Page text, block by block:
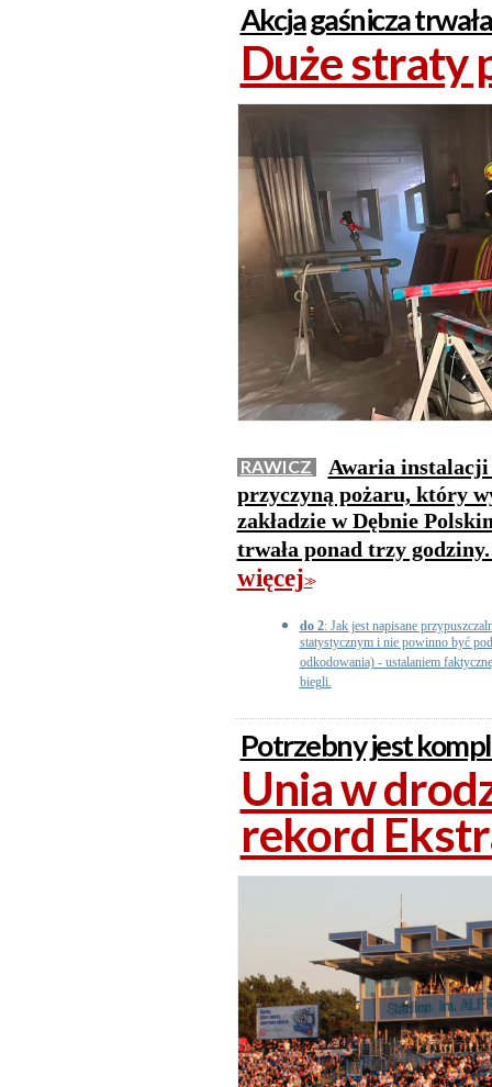
Akcja gaśnicza
Duże straty
RAWICZ
Awaria
przyczyną pożaru, który
zakładzie w Dębnie
trwała ponad trzy
więcej>>
do 2: Jak jest napisane
statystycznym i nie powinno być
odkodowania) - ustalaniem
biegli.
Potrzebny jest
Unia w
rekord